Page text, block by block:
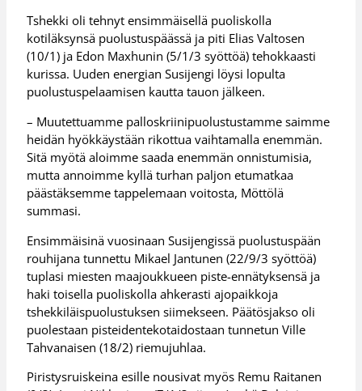
Tshekki oli tehnyt ensimmäisellä puoliskolla
kotiläksynsä puolustuspäässä ja piti Elias Valtosen
(10/1) ja Edon Maxhunin (5/1/3 syöttöä) tehokkaasti
kurissa. Uuden energian Susijengi löysi lopulta
puolustuspelaamisen kautta tauon jälkeen.
– Muutettuamme palloskriinipuolustustamme saimme
heidän hyökkäystään rikottua vaihtamalla enemmän.
Sitä myötä aloimme saada enemmän onnistumisia,
mutta annoimme kyllä turhan paljon etumatkaa
päästäksemme tappelemaan voitosta, Möttölä
summasi.
Ensimmäisinä vuosinaan Susijengissä puolustuspään
rouhijana tunnettu Mikael Jantunen (22/9/3 syöttöä)
tuplasi miesten maajoukkueen piste-ennätyksensä ja
haki toisella puoliskolla ahkerasti ajopaikkoja
tshekkiläispuolustuksen siimekseen. Päätösjakso oli
puolestaan pisteidentekotaidostaan tunnetun Ville
Tahvanaisen (18/2) riemujuhlaa.
Piristysruiskeina esille nousivat myös Remu Raitanen